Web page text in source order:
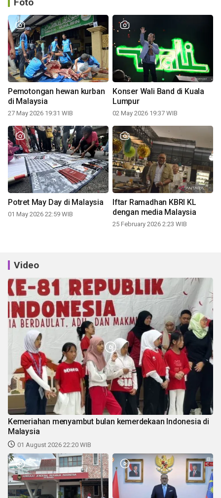
Pemotongan hewan kurban
di Malaysia
27 May 2026 19:31 WIB
Konser Wali Band di Kuala
Lumpur
02 May 2026 19:37 WIB
Potret May Day di Malaysia
01 May 2026 22:59 WIB
Iftar Ramadhan KBRI KL
dengan media Malaysia
25 February 2026 2:23 WIB
Video
Kemeriahan menyambut bulan kemerdekaan Indonesia di
Malaysia
01 August 2026 22:20 WIB